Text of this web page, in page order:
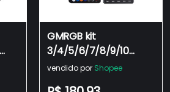
GMRGB kit
3/4/5/6/7/8/9/10
Cooler Fan Game Led
vendido por Shopee